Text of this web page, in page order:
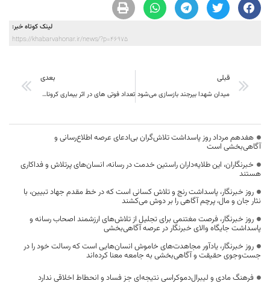
لینک کوتاه خبر:
https://khabarvahonar.ir/news/?p=46975
قبلی
میدان شهدا بیرجند بازسازی می‌شود
بعدی
تعداد فوتی های در اثر بیماری کرونا به 168 مورد در خراسان جنوبی رسید ؛
هفدهم مرداد روز پاسداشت تلاش‌گران بی‌ادعای عرصه اطلاع‌رسانی و
آگاهی‌بخشی است
خبرنگاران، این طلایه‌داران راستین خدمت در رسانه، انسان‌های پرتلاش و فداکاری
هستند
روز خبرنگار، پاسداشت رنج و تلاش کسانی است که در خط مقدم جهاد تبیین، با
نثار جان و مال، پرچم آگاهی را بر دوش می‌کشند
روز خبرنگار، فرصت مغتنمی برای تجلیل از تلاش‌های ارزشمند اصحاب رسانه و
پاسداشت جایگاه والای خبرنگار در عرصه آگاهی‌بخشی
روز خبرنگار، یادآور مجاهدت‌های خاموش انسان‌هایی است که رسالت خود را در
جست‌وجوی حقیقت و آگاهی‌بخشی به جامعه معنا کرده‌اند
فرهنگ مادی و لیبرال‌دموکراسی نتیجه‌ای جز فساد و انحطاط اخلاقی ندارد